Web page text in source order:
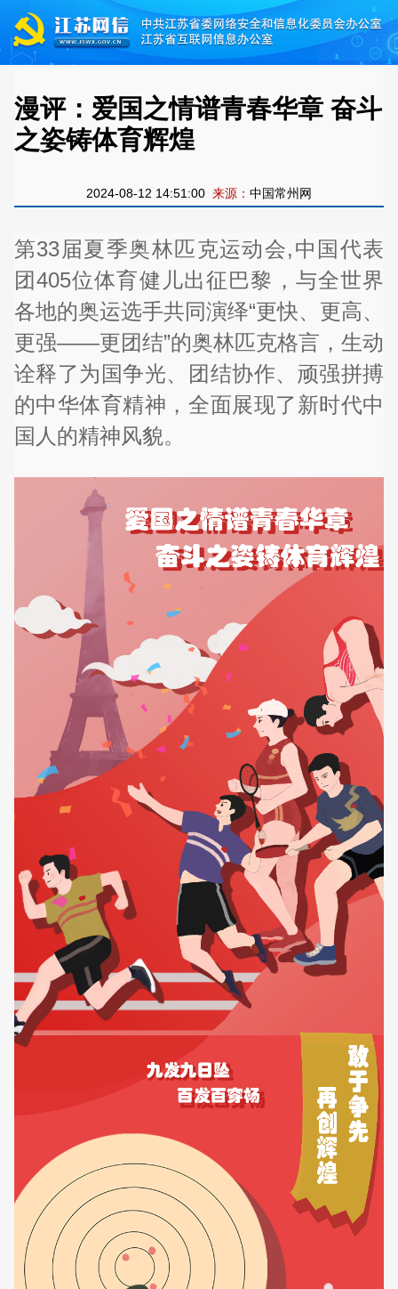
漫评：爱国之情谱青春华章 奋斗
之姿铸体育辉煌
2024-08-12 14:51:00 来源： 中国常州网
第33届夏季奥林匹克运动会,中国代表
团405位体育健儿出征巴黎，与全世界
各地的奥运选手共同演绎“更快、更高、
更强——更团结”的奥林匹克格言，生动
诠释了为国争光、团结协作、顽强拼搏
的中华体育精神，全面展现了新时代中
国人的精神风貌。